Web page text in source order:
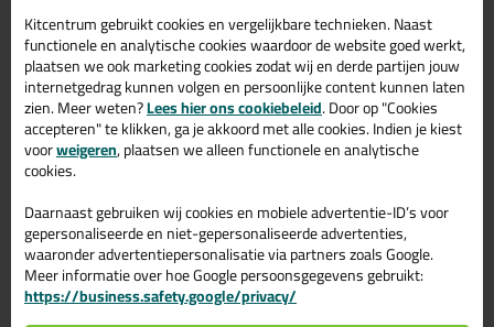
Bekijken Bekijken
Kitcentrum gebruikt cookies en vergelijkbare technieken. Naast
functionele en analytische cookies waardoor de website goed werkt,
plaatsen we ook marketing cookies zodat wij en derde partijen jouw
internetgedrag kunnen volgen en persoonlijke content kunnen laten
zien. Meer weten?Lees hier ons cookiebeleid. Door op "Cookies
accepteren" te klikken, ga je akkoord met alle cookies. Indien je kiest
voorweigeren, plaatsen we alleen functionele en analytische
cookies.
Daarnaast gebruiken wij cookies en mobiele advertentie-ID’s voor
gepersonaliseerde en niet-gepersonaliseerde advertenties,
waaronder advertentiepersonalisatie via partners zoals Google.
Meer informatie over hoe Google persoonsgegevens gebruikt:
https://business.safety.google/privacy/